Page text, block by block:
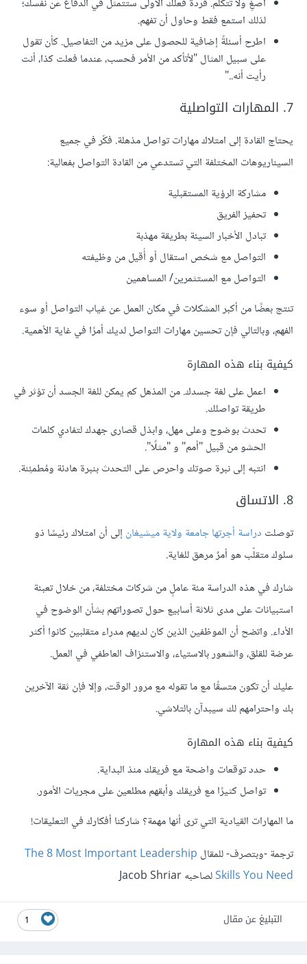
اصغِ ولا تتكلم. فردة فعلك الأولى ستتمثل في الدفاع عن نفسك؛
لذلك استمع فقط وحاول أن تفهم.
اطرح أسئلةً إضافية للحصول على مزيد من التفاصيل. كأن تقول
على سبيل المثال "لأتأكد من الأمر فحسب، عندما فعلت كذا، أنت
رأيت أنه.."
7. المهارات التواصلية
يحتاج القادة إلى امتلاك مهارات تواصل مذهلة. فكّر في جميع
السيناريوهات المختلفة التي تستدعي من القادة التواصل بفعالية:
مشاركة الرؤية المستقبلية
تحفيز الفريق
تبادل الأخبار السيئة بطريقة مهذبة
التواصل مع شخص استقال أو أُقيل من وظيفته
التواصل مع المستثمرين/ المساهمين
تنتج بعضًا من أكبر المشكلات في مكان العمل عن غياب التواصل أو سوء
الفهم، وبالتالي فإن تحسين مهارات التواصل لديك أمرًا في غاية الأهمية.
كيفية بناء هذه المهارة
اعمل على لغة جسدك. من المذهل كم يمكن للغة الجسد أن تؤثر في
طريقة تواصلك.
تحدث بوضوح وعلى مهل، وابذل قصارى جهدك لتفادي كلمات
الحشو من قبيل "أمم" و "مثلًا".
انتبه إلى نبرة صوتك واحرص على التحدث بنبرة هادئة ومُطمئِنة.
8. الاتساق
توصلت دراسة أجرتها جامعة ولاية ميشيغان إلى أن امتلاك رئيسًا ذو
سلوك متقلّب هو أمرٌ مرهق للغاية.
شارك في هذه الدراسة مئة عاملٍ من شركات مختلفة، من خلال تعبئة
استبيانات على مدى ثلاثة أسابيع حول تصوراتهم بشأن الوضوح في
الأداء. واتضح أن الموظفين الذين كان لديهم مدراء متقلبين كانوا أكثر
عرضة للقلق، والشعور بالاستياء، والاستنزاف العاطفي في العمل.
عليك أن تكون متسقًا مع ما تقوله مع مرور الوقت، وإلا فإن ثقة الآخرين
بك واحترامهم لك سيبدآن بالتلاشي.
كيفية بناء هذه المهارة
حدد توقعات واضحة مع فريقك منذ البداية.
تواصل كثيرًا مع فريقك وأبقهم مطلعين على مجريات الأمور.
ما المهارات القيادية التي ترى أنها مهمة؟ شاركنا أفكارك في التعليقات!
ترجمة -وبتصرف- للمقال The 8 Most Important Leadership
Skills You Needلصاحبه Jacob Shriar
1 التبليغ عن مقال